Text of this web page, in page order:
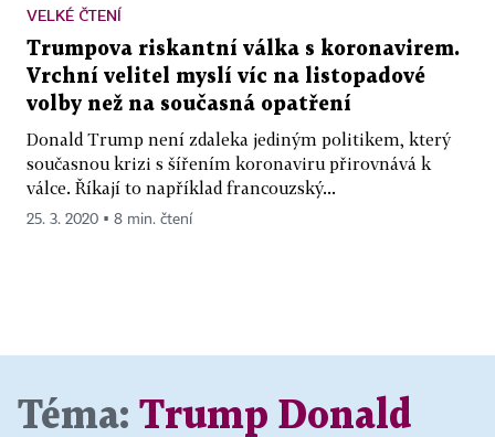
VELKÉ ČTENÍ
Trumpova riskantní válka s koronavirem.
Vrchní velitel myslí víc na listopadové
volby než na současná opatření
Donald Trump není zdaleka jediným politikem, který
současnou krizi s šířením koronaviru přirovnává k
válce. Říkají to například francouzský...
25. 3. 2020 ▪ 8 min. čtení
Téma: Trump Donald